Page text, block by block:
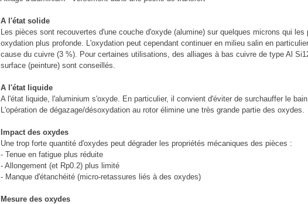
A l'état solide
Les pièces sont recouvertes d'une couche d'oxyde (alumine) sur quelques microns qui les
oxydation plus profonde. L'oxydation peut cependant continuer en milieu salin en
cause du cuivre (3 %). Pour certaines utilisations, des alliages à bas cuivre de type Al
surface (peinture) sont conseillés.
A l'état liquide
A l'état liquide, l'aluminium s'oxyde. En particulier, il convient d'éviter de surchauffer le
L'opération de dégazage/désoxydation au rotor élimine une très grande partie des oxydes.
Impact des oxydes
Une trop forte quantité d'oxydes peut dégrader les propriétés mécaniques des pièces :
- Tenue en fatigue plus réduite
- Allongement (et Rp0.2) plus limité
- Manque d'étanchéité (micro-retassures liés à des oxydes)
Mesure des oxydes